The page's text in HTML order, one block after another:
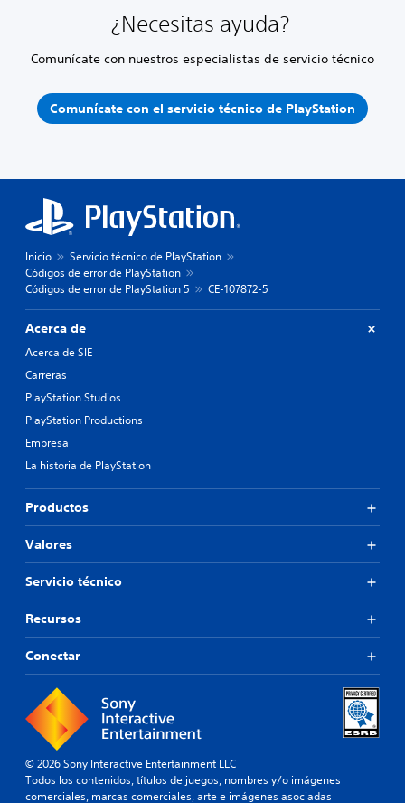
¿Necesitas ayuda?
Comunícate con nuestros especialistas de servicio técnico
Comunícate con el servicio técnico de PlayStation
Inicio
Servicio técnico de PlayStation
Códigos de error de PlayStation
Códigos de error de PlayStation 5
CE-107872-5
Acerca de
Acerca de SIE
Carreras
PlayStation Studios
PlayStation Productions
Empresa
La historia de PlayStation
Productos
Valores
Servicio técnico
Recursos
Conectar
© 2026 Sony Interactive Entertainment LLC
Todos los contenidos, títulos de juegos, nombres y/o imágenes
comerciales, marcas comerciales, arte e imágenes asociadas